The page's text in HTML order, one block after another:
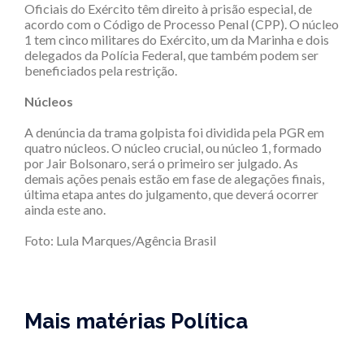
Oficiais do Exército têm direito à prisão especial, de
acordo com o Código de Processo Penal (CPP). O núcleo
1 tem cinco militares do Exército, um da Marinha e dois
delegados da Polícia Federal, que também podem ser
beneficiados pela restrição.
Núcleos
A denúncia da trama golpista foi dividida pela PGR em
quatro núcleos. O núcleo crucial, ou núcleo 1, formado
por Jair Bolsonaro, será o primeiro ser julgado. As
demais ações penais estão em fase de alegações finais,
última etapa antes do julgamento, que deverá ocorrer
ainda este ano.
Foto: Lula Marques/Agência Brasil
Mais matérias Política